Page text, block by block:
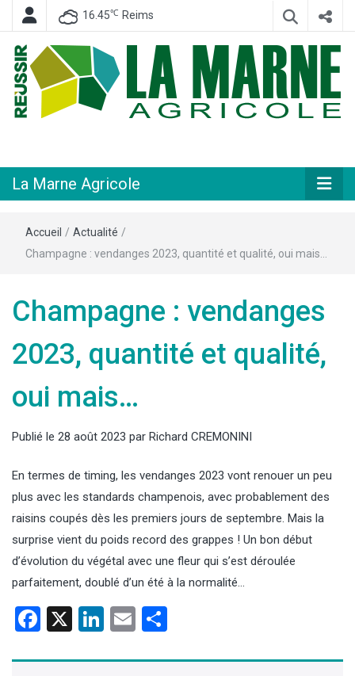
16.45℃ Reims
Agricole
La Marne Agricole
Accueil / Actualité /
Champagne : vendanges 2023, quantité et qualité, oui mais…
Champagne : vendanges
2023, quantité et qualité,
oui mais…
Publié le 28 août 2023 par Richard CREMONINI
En termes de timing, les vendanges 2023 vont renouer un peu
plus avec les standards champenois, avec probablement des
raisins coupés dès les premiers jours de septembre. Mais la
surprise vient du poids record des grappes ! Un bon début
d’évolution du végétal avec une fleur qui s’est déroulée
parfaitement, doublé d’un été à la normalité…
Facebook
X LinkedIn
Email